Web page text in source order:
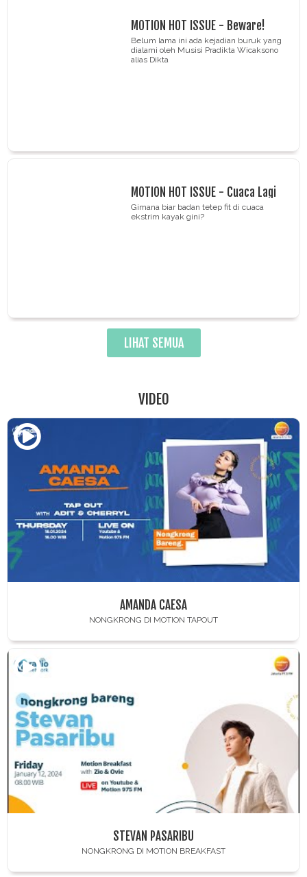
MOTION HOT ISSUE - Beware!
Cowok Juga Bisa Jadi Korban
Pelecehan
Belum lama ini ada kejadian buruk yang
dialami oleh Musisi Pradikta Wicaksono
alias Dikta
MOTION HOT ISSUE - Cuaca Lagi
Gak Bagus, Tapi Sehat Itu Harus!
Gimana biar badan tetep fit di cuaca
ekstrim kayak gini?
LIHAT SEMUA
VIDEO
AMANDA CAESA
NONGKRONG DI MOTION TAPOUT
STEVAN PASARIBU
NONGKRONG DI MOTION BREAKFAST